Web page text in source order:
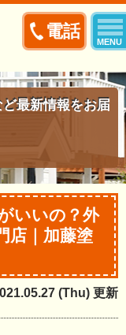
電話
MENU
最新情報をお届
いいの？外
店｜加藤塗
(Thu) 更新